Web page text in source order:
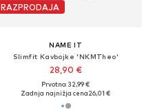
RAZPRODAJA
NAME IT
Slimfit Kavbojke 'NKMTheo'
28,90 €
Prvotno: 32,99 €
Zadnja najnižja cena26,01 €